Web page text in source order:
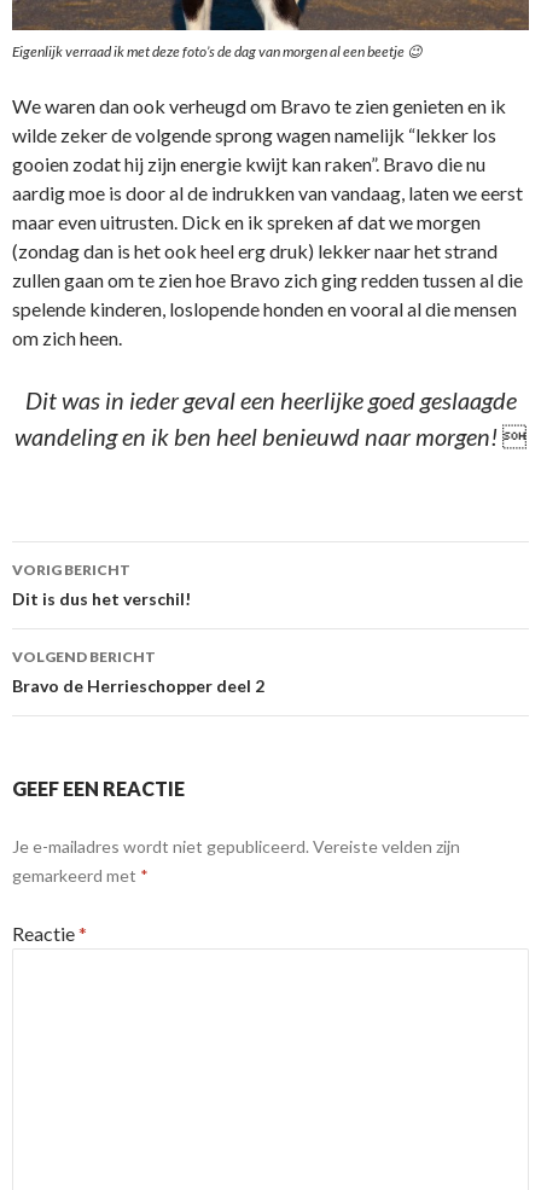
Eigenlijk verraad ik met deze foto’s de dag van morgen al een beetje 😉
We waren dan ook verheugd om Bravo te zien genieten en ik
wilde zeker de volgende sprong wagen namelijk “lekker los
gooien zodat hij zijn energie kwijt kan raken”. Bravo die nu
aardig moe is door al de indrukken van vandaag, laten we eerst
maar even uitrusten. Dick en ik spreken af dat we morgen
(zondag dan is het ook heel erg druk) lekker naar het strand
zullen gaan om te zien hoe Bravo zich ging redden tussen al die
spelende kinderen, loslopende honden en vooral al die mensen
om zich heen.
Dit was in ieder geval een heerlijke goed geslaagde
wandeling en ik ben heel benieuwd naar morgen!
Berichtnavigatie
VORIG BERICHT
Dit is dus het verschil!
VOLGEND BERICHT
Bravo de Herrieschopper deel 2
GEEF EEN REACTIE
Je e-mailadres wordt niet gepubliceerd. Vereiste velden zijn
gemarkeerd met *
Reactie*